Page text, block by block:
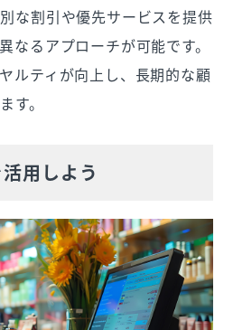
な割引や優先サービスを提供
なるアプローチが可能です。
ルティが向上し、長期的な顧
す。
用しよう